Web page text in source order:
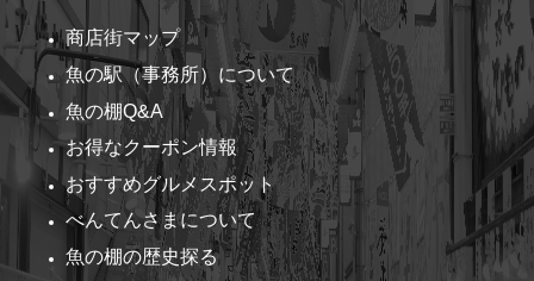
商店街マップ
魚の駅（事務所）について
魚の棚Q&A
お得なクーポン情報
おすすめグルメスポット
べんてんさまについて
魚の棚の歴史探る